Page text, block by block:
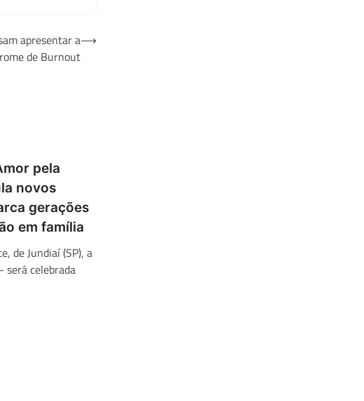
apresentar a
de Burnout
⟶
pela
novos
gerações
em família
de Jundiaí (SP), a
será celebrada